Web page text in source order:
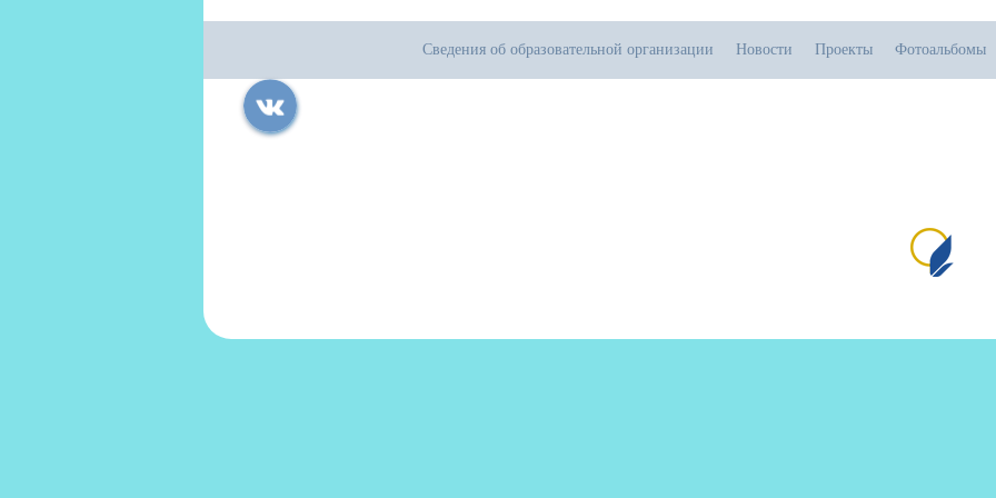
Сведения об образовательной организации Новости Проекты Фотоальбомы